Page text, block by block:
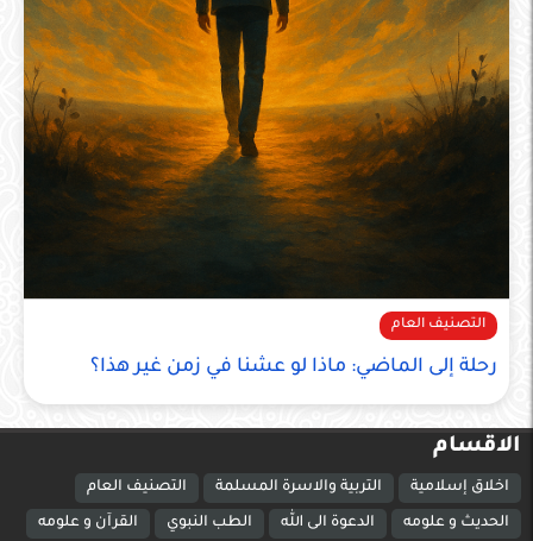
التصنيف العام
رحلة إلى الماضي: ماذا لو عشنا في زمن غير هذا؟
الاقسام
اخلاق إسلامية التربية والاسرة المسلمة التصنيف العام
الحديث و علومه الدعوة الى الله الطب النبوي القرآن و علومه